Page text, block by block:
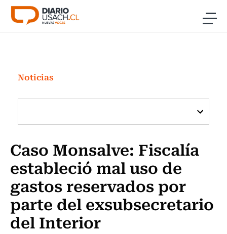
Click acá para ir directamente al contenido
Investigación
Cultura
Programas Radio y TV Usach
Noticias
Caso Monsalve: Fiscalía
estableció mal uso de
gastos reservados por
parte del exsubsecretario
del Interior